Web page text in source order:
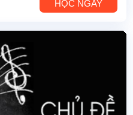
HỌC NGAY